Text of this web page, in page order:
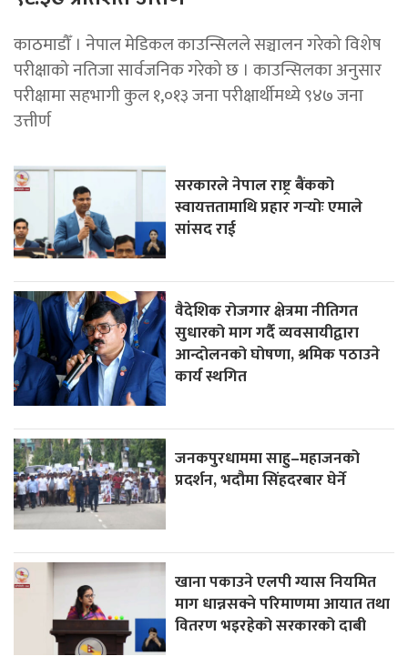
काठमाडौँ । नेपाल मेडिकल काउन्सिलले सञ्चालन गरेको विशेष
परीक्षाको नतिजा सार्वजनिक गरेको छ । काउन्सिलका अनुसार
परीक्षामा सहभागी कुल १,०१३ जना परीक्षार्थीमध्ये ९४७ जना
उत्तीर्ण
सरकारले नेपाल राष्ट्र बैंकको
स्वायत्ततामाथि प्रहार गर्‍योः एमाले
सांसद राई
वैदेशिक रोजगार क्षेत्रमा नीतिगत
सुधारको माग गर्दै व्यवसायीद्वारा
आन्दोलनको घोषणा, श्रमिक पठाउने
कार्य स्थगित
जनकपुरधाममा साहु–महाजनको
प्रदर्शन, भदौमा सिंहदरबार घेर्ने
खाना पकाउने एलपी ग्यास नियमित
माग धान्नसक्ने परिमाणमा आयात तथा
वितरण भइरहेको सरकारको दाबी